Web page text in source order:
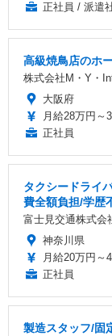
正社員 / 派遣
高級焼鳥店のホ
株式会社M・Y・
大阪府
月給28万円～
正社員
タクシードライ
費全額負担/学歴
富士見交通株式会
神奈川県
月給20万円～
正社員
製造スタッフ/固